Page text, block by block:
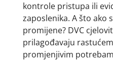
kontrole pristupa ili
zaposlenika. A što ako
promijene? DVC
prilagođavaju
promjenjivim